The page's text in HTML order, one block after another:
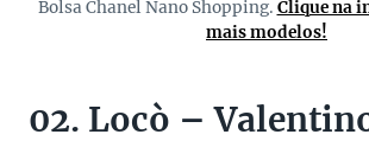
Bolsa Chanel Nano Shopping. Clique na
mais modelos!
02. Locò –